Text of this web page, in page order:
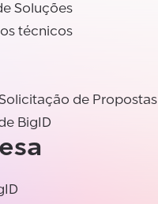
Soluções
técnicos
de Propostas
BigID